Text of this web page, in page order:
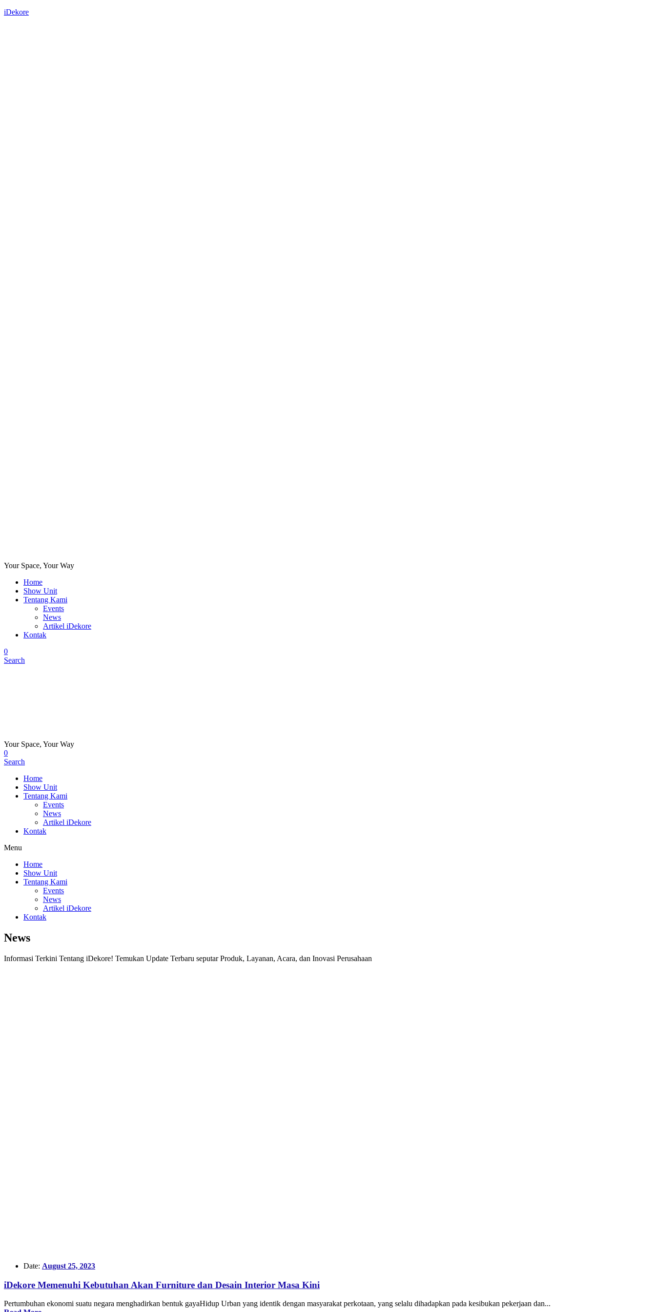
iDekore
Your Space, Your Way
Home
Show Unit
Tentang Kami
Events
News
Artikel iDekore
Kontak
0
Search
Your Space, Your Way
0
Search
Home
Show Unit
Tentang Kami
Events
News
Artikel iDekore
Kontak
Menu
Home
Show Unit
Tentang Kami
Events
News
Artikel iDekore
Kontak
News
Informasi Terkini Tentang iDekore! Temukan Update Terbaru seputar Produk, Layanan, Acara, dan Inovasi Perusahaan
Date: August 25, 2023
iDekore Memenuhi Kebutuhan Akan Furniture dan Desain Interior Masa Kini
Pertumbuhan ekonomi suatu negara menghadirkan bentuk gayaHidup Urban yang identik dengan masyarakat perkotaan, yang selalu dihadapkan pada kesibukan pekerjaan dan...